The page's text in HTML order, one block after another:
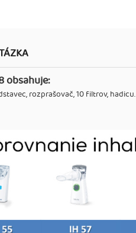
obsahuje:
rozprašovač, 10 filtrov, hadicu.